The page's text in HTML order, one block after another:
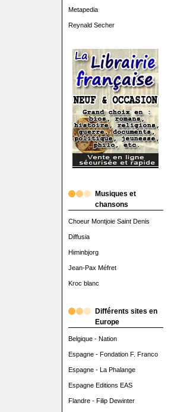
Metapedia
Reynald Secher
Musiques et
chansons
Choeur Montjoie Saint Denis
Diffusia
Himinbjorg
Jean-Pax Méfret
Kroc blanc
Différents sites en
Europe
Belgique - Nation
Espagne - Fondation F. Franco
Espagne - La Phalange
Espagne Editions EAS
Flandre - Filip Dewinter